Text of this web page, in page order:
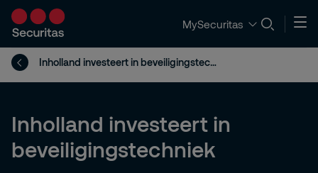
MySecuritas
Inholland investeert in beveiligingstechniek
Inholland investeert in
beveiligingstechniek